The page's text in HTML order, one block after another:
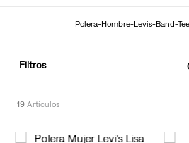
Polera-Hombre-Levis-Band-
Filtros
19